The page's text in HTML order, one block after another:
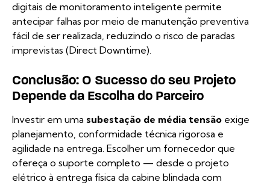
digitais de monitoramento inteligente permite
antecipar falhas por meio de manutenção preventiva
fácil de ser realizada, reduzindo o risco de paradas
imprevistas (Direct Downtime).
Conclusão: O Sucesso do seu Projeto
Depende da Escolha do Parceiro
Investir em uma subestação de média tensão exige
planejamento, conformidade técnica rigorosa e
agilidade na entrega. Escolher um fornecedor que
ofereça o suporte completo — desde o projeto
elétrico à entrega física da cabine blindada com